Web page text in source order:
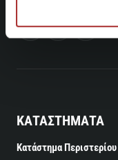
ΚΑΤΑΣΤΗΜΑΤΑ
Κατάστημα Περιστερίου